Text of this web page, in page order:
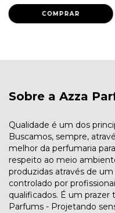
COMPRAR
Sobre a Azza
Qualidade é um dos
Buscamos, sempre,
melhor da perfumaria
respeito ao meio
produzidas através de
controlado por
qualificados. É um
Parfums - Projetando